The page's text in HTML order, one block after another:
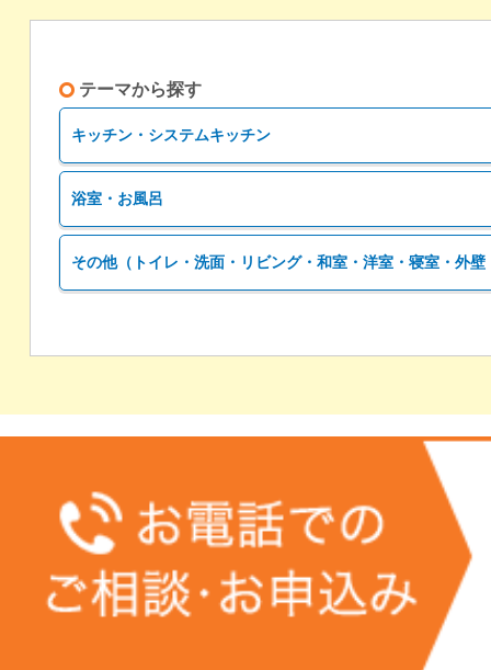
テーマから探す
キッチン・システムキッチン
浴室・お風呂
その他（トイレ・洗面・リビング・和室・洋室・寝室・外